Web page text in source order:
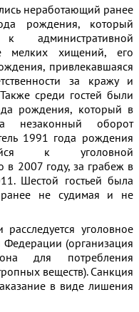
неработающий ранее
рождения, который
административной
мелких хищений, его
привлекавшаяся
за кражу и
среди гостей были
рождения, который в
оборот
1991 года рождения
к уголовной
в 2007 году, за грабеж в
Шестой гостьей была
не судимая и не
уголовное
Федерации (организация
для потребления
веществ). Санкция
в виде лишения